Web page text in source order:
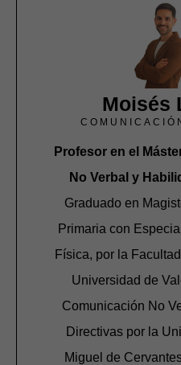
Moisés
Profesor en el
No Verbal y
Graduado en
Primaria con
Física, por la
Universidad de
Comunicación No
Directivas por la
Miguel de